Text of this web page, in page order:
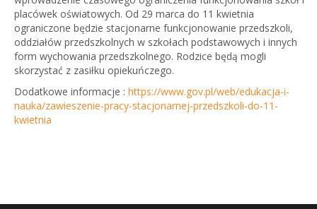
placówek oświatowych. Od 29 marca do 11 kwietnia
ograniczone będzie stacjonarne funkcjonowanie przedszkoli,
oddziałów przedszkolnych w szkołach podstawowych i innych
form wychowania przedszkolnego. Rodzice będą mogli
skorzystać z zasiłku opiekuńczego.
Dodatkowe informacje : https://www.gov.pl/web/edukacja-i-
nauka/zawieszenie-pracy-stacjonarnej-przedszkoli-do-11-
kwietnia